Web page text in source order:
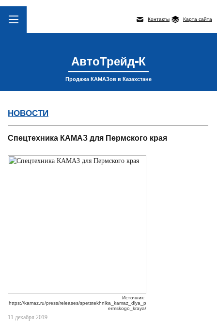
Контакты Карта сайта
АвтоТрейд-К
Продажа КАМАЗов в Казахстане
НОВОСТИ
Спецтехника КАМАЗ для Пермского края
Источник:
https://kamaz.ru/press/releases/spetstekhnika_kamaz_dlya_p
ermskogo_kraya/
11 декабря 2019